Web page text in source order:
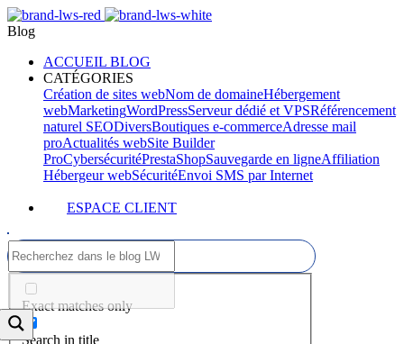
Blog
ACCUEIL BLOG
CATÉGORIES
Création de sites webNom de domaineHébergement
webMarketingWordPressServeur dédié et VPSRéférencement
naturel SEODiversBoutiques e-commerceAdresse mail
proActualités webSite Builder
ProCybersécuritéPrestaShopSauvegarde en ligneAffiliation
Hébergeur webSécuritéEnvoi SMS par Internet
ESPACE CLIENT
Exact matches only
Search in title